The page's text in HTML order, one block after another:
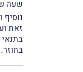
שעה
נוסיף
בחוזר.